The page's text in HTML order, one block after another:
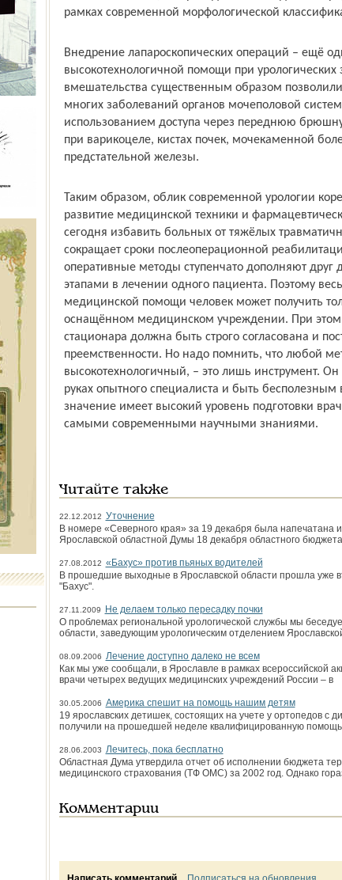
рамках современной морфологической
Внедрение лапароскопических операций – ещё
высокотехнологичной помощи при
вмешательства существенным образом
многих заболеваний органов мочеполовой
использованием доступа через переднюю
при варикоцеле, кистах почек, мочекаменной
предстательной железы.
Таким образом, облик современной урологии
развитие медицинской техники и
сегодня избавить больных от тяжёлых
сокращает сроки послеоперационной
оперативные методы ступенчато дополняют друг
этапами в лечении одного пациента. Поэтому
медицинской помощи человек может получить
оснащённом медицинском учреждении. При этом
стационара должна быть строго согласована и
преемственности. Но надо помнить, что любой
высокотехнологичный, – это лишь инструмент.
руках опытного специалиста и быть
значение имеет высокий уровень подготовки
самыми современными научными знаниями.
Читайте также
22.12.2012 Уточнение
В номере «Северного края» за 19 декабря была
Ярославской областной Думы 18 декабря областного
27.08.2012 «Бахус» против пьяных водителей
В прошедшие выходные в Ярославской области прошла уже
"Бахус".
27.11.2009
Не делаем только пересадку почки
О проблемах региональной урологической службы мы
области, заведующим урологическим отделением
08.09.2006 Лечение доступно далеко не всем
Как мы уже сообщали, в Ярославле в рамках всероссийской
врачи четырех ведущих медицинских учреждений России – в
30.05.2006 Америка спешит на помощь нашим детям
19 ярославских детишек, состоящих на учете у ортопедов с
получили на прошедшей неделе квалифицированную помощь
28.06.2003 Лечитесь, пока бесплатно
Областная Дума утвердила отчет об исполнении бюджета
медицинского страхования (ТФ ОМС) за 2002 год. Однако
Комментарии